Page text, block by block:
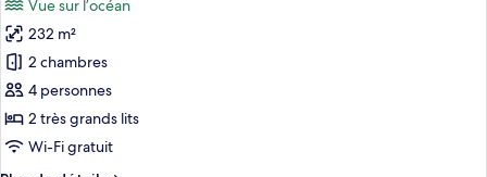
Cottage
Luxe
les
photos
pour
ce
type
de
chambre :
Vue sur l’océan
232 m²
2 chambres
4 personnes
2 très grands lits
Wi-Fi gratuit